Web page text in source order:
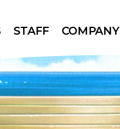
STAFF COMPANY